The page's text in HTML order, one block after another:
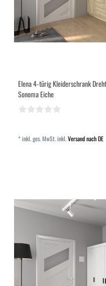
Elena 4-türig Kleiderschrank
Sonoma Eiche
*inkl. ges. MwSt.inkl.Versand nach DE